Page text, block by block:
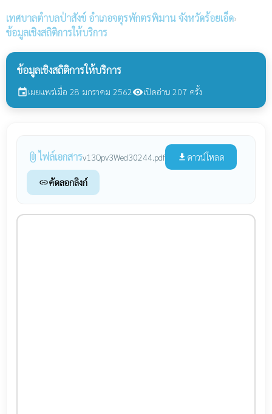
เทศบาลตำบลป่าสังข์ อำเภอจตุรพักตรพิมาน จังหวัดร้อยเอ็ด›
ข้อมูลเชิงสถิติการให้บริการ
ข้อมูลเชิงสถิติการให้บริการ
eventเผยแพร่เมื่อ 28 มกราคม 2562visibilityเปิดอ่าน 207 ครั้ง
attach_file ไฟล์เอกสารv13Qpv3Wed30244.pdf file_download ดาวน์โหลด
linkคัดลอกลิงก์